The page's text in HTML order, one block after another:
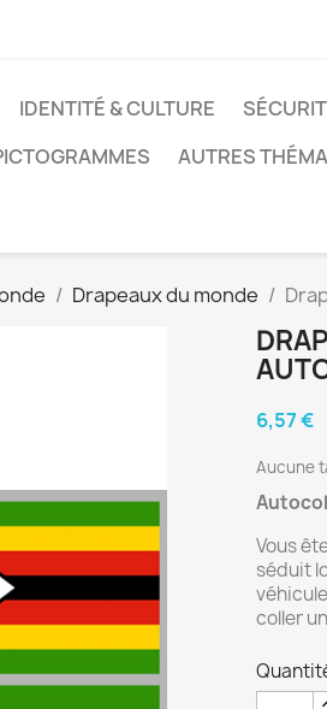
IDENTITÉ & CULTURE
AUTRES
Drapeaux du monde
6,57 €
Aucune
Vous
séduit
coller